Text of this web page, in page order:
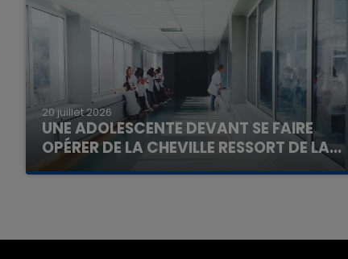
20 juillet 2026
UNE ADOLESCENTE DEVANT SE FAIRE
OPÉRER DE LA CHEVILLE RESSORT DE LA...
La famille a porté plainte contre la clinique qui a
7h00 - 11h00
La Team de l'été